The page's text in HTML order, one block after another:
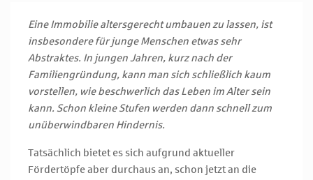
Eine Immobilie altersgerecht umbauen zu lassen, ist
insbesondere für junge Menschen etwas sehr
Abstraktes. In jungen Jahren, kurz nach der
Familiengründung, kann man sich schließlich kaum
vorstellen, wie beschwerlich das Leben im Alter sein
kann. Schon kleine Stufen werden dann schnell zum
unüberwindbaren Hindernis.
Tatsächlich bietet es sich aufgrund aktueller
Fördertöpfe aber durchaus an, schon jetzt an die